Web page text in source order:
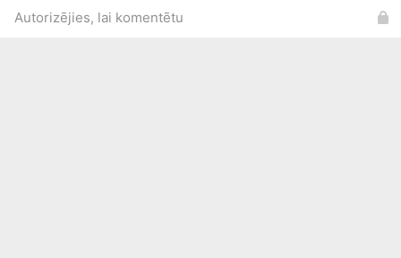
Autorizējies, lai komentētu